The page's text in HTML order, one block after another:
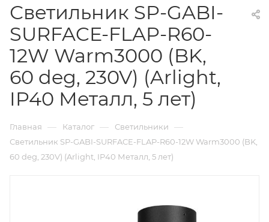
Светильник SP-GABI-
SURFACE-FLAP-R60-
12W Warm3000 (BK,
60 deg, 230V) (Arlight,
IP40 Металл, 5 лет)
Главная — Каталог — Светильники —
Светильник SP-GABI-SURFACE-FLAP-R60-12W Warm3000 (BK,
60 deg, 230V) (Arlight, IP40 Металл, 5 лет)